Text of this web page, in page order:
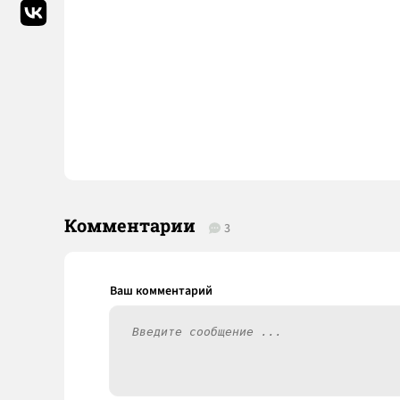
Комментарии 3